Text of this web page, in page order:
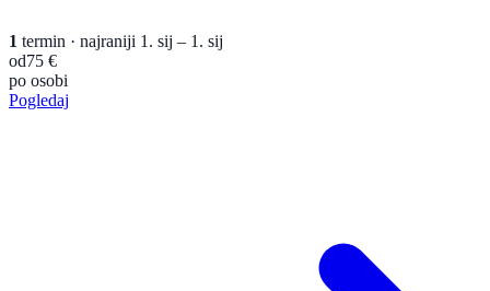
1 termin · najraniji 1. sij – 1. sij
od75 €
po osobi
Pogledaj